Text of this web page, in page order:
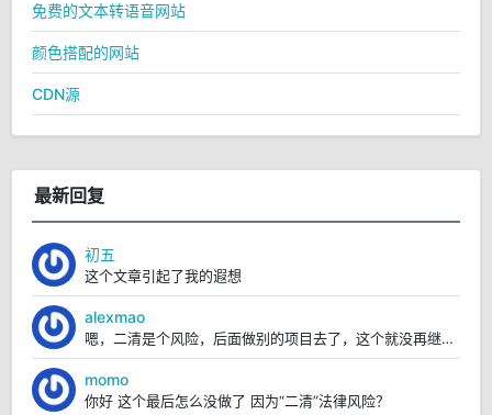
免费的文本转语音网站
颜色搭配的网站
CDN源
最新回复
初五
这个文章引起了我的遐想
alexmao
嗯，二清是个风险，后面做别的项目去了，这个就没再继续弄。
momo
你好 这个最后怎么没做了 因为“二清”法律风险？